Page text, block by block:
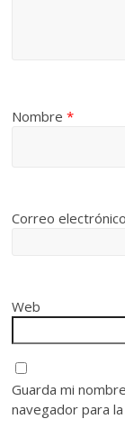
Nombre*
Correo
Web
Guarda mi
navegador para